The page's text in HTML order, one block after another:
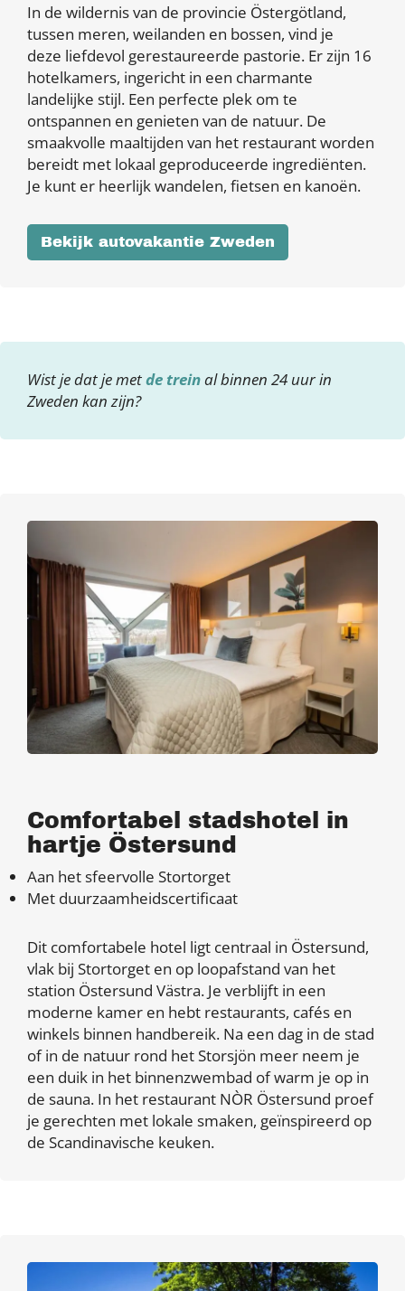
In de wildernis van de provincie Östergötland,
tussen meren, weilanden en bossen, vind je
deze liefdevol gerestaureerde pastorie. Er zijn 16
hotelkamers, ingericht in een charmante
landelijke stijl. Een perfecte plek om te
ontspannen en genieten van de natuur. De
smaakvolle maaltijden van het restaurant worden
bereidt met lokaal geproduceerde ingrediënten.
Je kunt er heerlijk wandelen, fietsen en kanoën.
Bekijk autovakantie Zweden
Wist je dat je metde treinal binnen 24 uur in
Zweden kan zijn?
Comfortabel stadshotel in
hartje Östersund
Aan het sfeervolle Stortorget
Met duurzaamheidscertificaat
Dit comfortabele hotel ligt centraal in Östersund,
vlak bij Stortorget en op loopafstand van het
station Östersund Västra. Je verblijft in een
moderne kamer en hebt restaurants, cafés en
winkels binnen handbereik. Na een dag in de stad
of in de natuur rond het Storsjön meer neem je
een duik in het binnenzwembad of warm je op in
de sauna. In het restaurant NÒR Östersund proef
je gerechten met lokale smaken, geïnspireerd op
de Scandinavische keuken.